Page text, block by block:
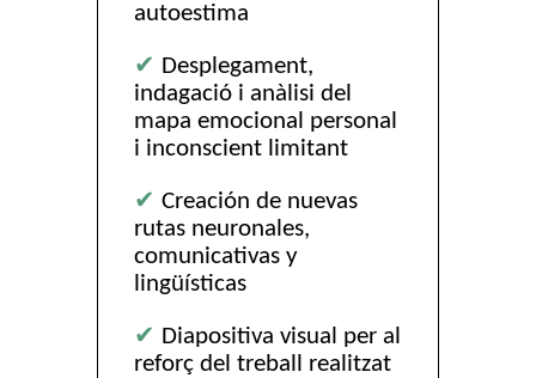
autoestima
✔ Desplegament,
indagació i anàlisi del
mapa emocional personal
i inconscient limitant
✔ Creación de nuevas
rutas neuronales,
comunicativas y
lingüísticas
✔ Diapositiva visual per al
reforç del treball realitzat